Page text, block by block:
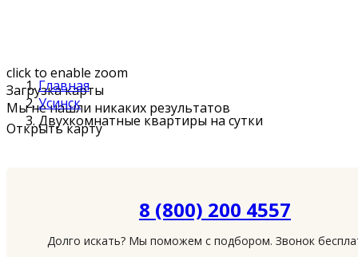
click to enable zoom
Загрузка карты
Мы не нашли никаких результатов
Открыть карту
Главная
Усинск
Двухкомнатные квартиры на сутки
8 (800) 200 4557
Долго искать? Мы поможем с подбором. Звонок